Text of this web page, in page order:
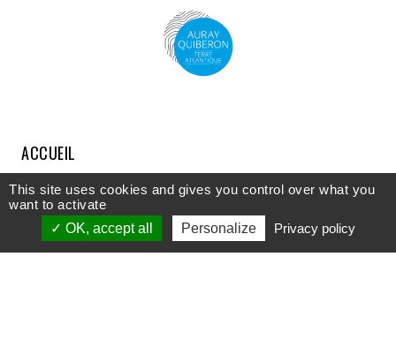
ACCUEIL
COMPRENDRE
DÉCOUVRIR
This site uses cookies and gives you control over what you
want to activate
OK, accept all
Personalize Privacy policy